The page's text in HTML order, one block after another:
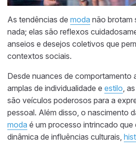
As tendências de moda não brotam
nada; elas são reflexos
anseios e desejos coletivos que
contextos sociais.
Desde nuances de comportamento
amplas de individualidade e estilo,
são veículos poderosos para a
pessoal. Além disso, o nascimento
moda é um processo intrincado que
dinâmica de influências culturais,